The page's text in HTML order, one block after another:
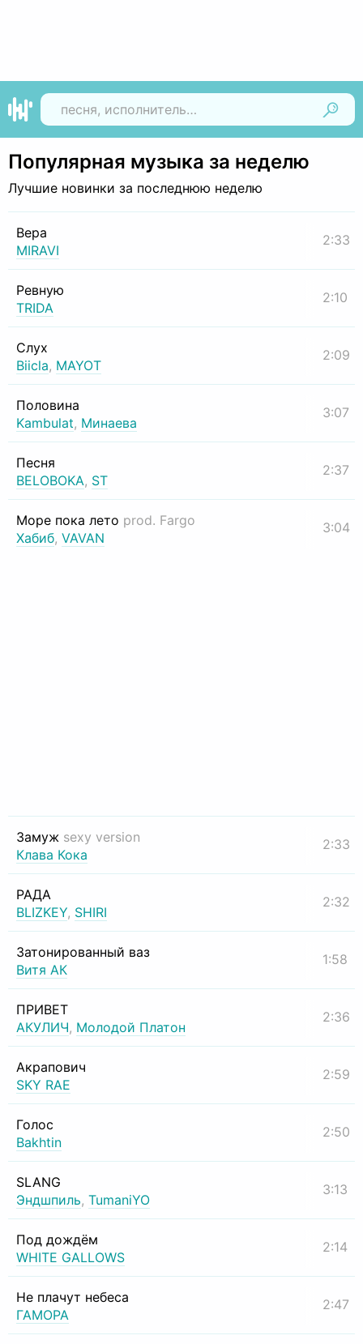
Популярная музыка за неделю
Лучшие новинки за последнюю неделю
Вера
MIRAVI
2:33
Ревную
TRIDA
2:10
Слух
Biicla, MAYOT
2:09
Половина
Kambulat, Минаева
3:07
Песня
BELOBOKA, ST
2:37
Море пока лето prod. Fargo
Хабиб, VAVAN
3:04
Замуж sexy version
Клава Кока
2:33
РАДА
BLIZKEY, SHIRI
2:32
Затонированный ваз
Витя АК
1:58
ПРИВЕТ
АКУЛИЧ, Молодой Платон
2:36
Акрапович
SKY RAE
2:59
Голос
Bakhtin
2:50
SLANG
Эндшпиль, TumaniYO
3:13
Под дождём
WHITE GALLOWS
2:14
Не плачут небеса
ГАМОРА
2:47